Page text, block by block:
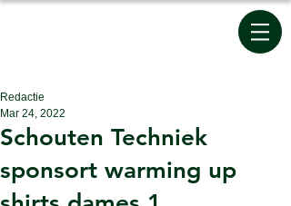
Schouten Techniek
sponsort warming up
Redactie
Mar 24, 2022